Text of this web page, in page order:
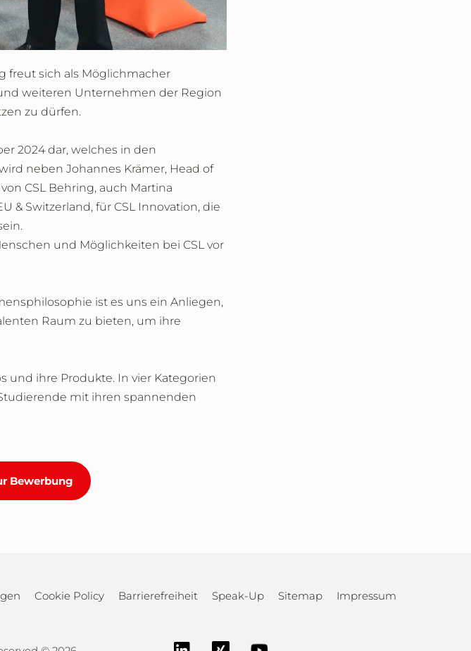
freut sich als Möglichmacher
weiteren Unternehmen der Region
zu dürfen.
2024 dar, welches in den
neben Johannes Krämer, Head of
CSL Behring, auch Martina
& Switzerland, für CSL Innovation, die
und Möglichkeiten bei CSL vor
ist es uns ein Anliegen,
Raum zu bieten, um ihre
und ihre Produkte. In vier Kategorien
mit ihren spannenden
Bewerbung
Cookie Policy Barrierefreiheit Speak-Up Sitemap Impressum